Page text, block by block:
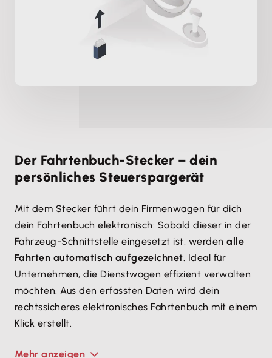
Der Fahrtenbuch-Stecker –dein
persönliches Steuerspargerät
Mit dem Stecker führt dein Firmenwagen für dich
dein Fahrtenbuch elektronisch: Sobald dieser in der
Fahrzeug-Schnittstelle eingesetzt ist, werdenalle
Fahrten automatisch aufgezeichnet. Ideal für
Unternehmen, die Dienstwagen effizient verwalten
möchten. Aus den erfassten Daten wird dein
rechtssicheres elektronisches Fahrtenbuch mit einem
Klick erstellt.
Mehr anzeigen